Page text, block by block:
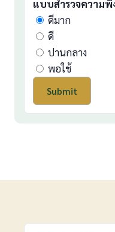
แบบสำรวจความพึ
ดีมาก
ดี
ปานกลาง
พอใช้